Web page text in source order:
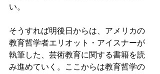
い。
そうすれば明後日からは、アメリカの
教育哲学者エリオット・アイスナーが
執筆した、芸術教育に関する書籍を読
み進めていく。ここからは教育哲学の